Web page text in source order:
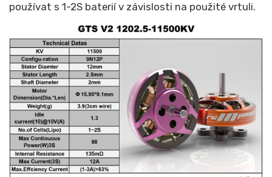
používat s 1-2S baterií v závislosti na použité vrtuli.